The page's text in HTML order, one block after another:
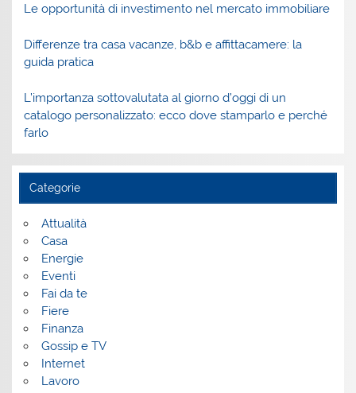
Le opportunità di investimento nel mercato immobiliare
Differenze tra casa vacanze, b&b e affittacamere: la
guida pratica
L’importanza sottovalutata al giorno d’oggi di un
catalogo personalizzato: ecco dove stamparlo e perché
farlo
Categorie
Attualità
Casa
Energie
Eventi
Fai da te
Fiere
Finanza
Gossip e TV
Internet
Lavoro